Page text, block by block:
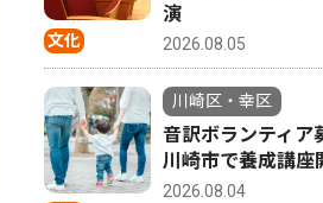
社会
文化
演
2026.08.05
川崎区・幸区
音訳ボランティ
川崎市で養成講座
2026.08.04